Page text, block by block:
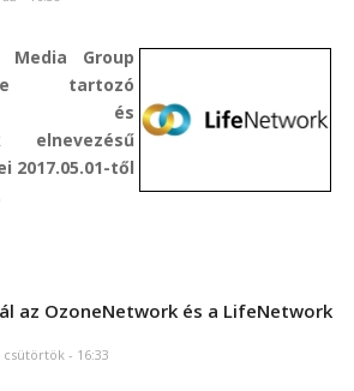
Group
tartozó
és
elnevezésű
2017.05.01-től
az OzoneNetwork és a LifeNetwork
- 16:33